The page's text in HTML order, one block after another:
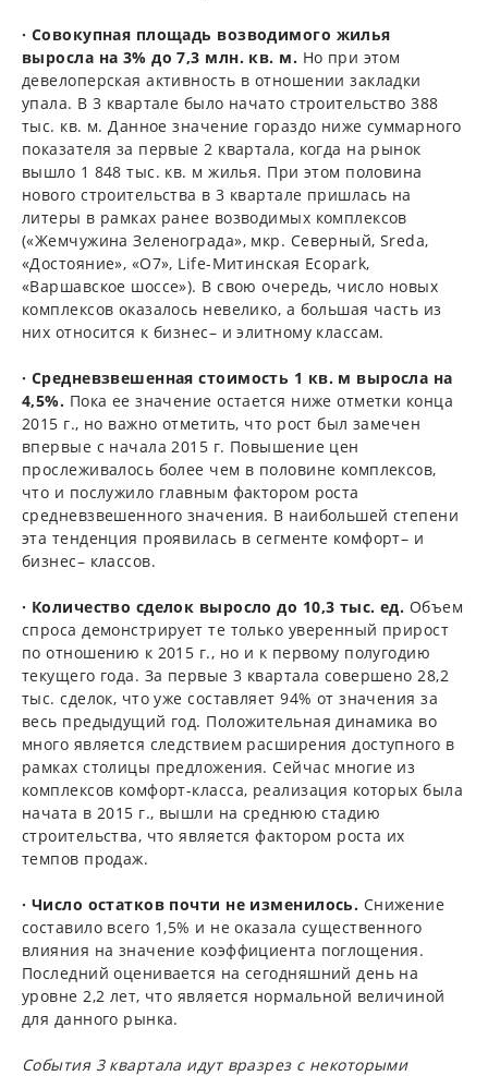
· Совокупная площадь возводимого жилья
выросла на 3% до 7,3 млн. кв. м. Но при этом
девелоперская активность в отношении закладки
упала. В 3 квартале было начато строительство 388
тыс. кв. м. Данное значение гораздо ниже суммарного
показателя за первые 2 квартала, когда на рынок
вышло 1 848 тыс. кв. м жилья. При этом половина
нового строительства в 3 квартале пришлась на
литеры в рамках ранее возводимых комплексов
(«Жемчужина Зеленограда», мкр. Северный, Sreda,
«Достояние», «О7», Life-Митинская Ecopark,
«Варшавское шоссе»). В свою очередь, число новых
комплексов оказалось невелико, а большая часть из
них относится к бизнес– и элитному классам.
· Средневзвешенная стоимость 1 кв. м выросла на
4,5%. Пока ее значение остается ниже отметки конца
2015 г., но важно отметить, что рост был замечен
впервые с начала 2015 г. Повышение цен
прослеживалось более чем в половине комплексов,
что и послужило главным фактором роста
средневзвешенного значения. В наибольшей степени
эта тенденция проявилась в сегменте комфорт– и
бизнес– классов.
· Количество сделок выросло до 10,3 тыс. ед. Объем
спроса демонстрирует те только уверенный прирост
по отношению к 2015 г., но и к первому полугодию
текущего года. За первые 3 квартала совершено 28,2
тыс. сделок, что уже составляет 94% от значения за
весь предыдущий год. Положительная динамика во
много является следствием расширения доступного в
рамках столицы предложения. Сейчас многие из
комплексов комфорт-класса, реализация которых была
начата в 2015 г., вышли на среднюю стадию
строительства, что является фактором роста их
темпов продаж.
· Число остатков почти не изменилось. Снижение
составило всего 1,5% и не оказала существенного
влияния на значение коэффициента поглощения.
Последний оценивается на сегодняшний день на
уровне 2,2 лет, что является нормальной величиной
для данного рынка.
События 3 квартала идут вразрез с некоторыми